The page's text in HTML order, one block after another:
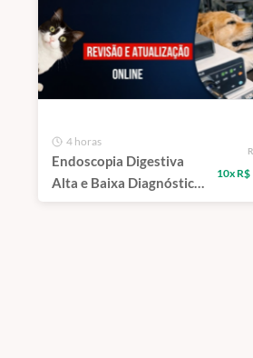
4 horas
Endoscopia Digestiva
Alta e Baixa Diagnóstica
em Cães e Gatos - Curso
10x R$